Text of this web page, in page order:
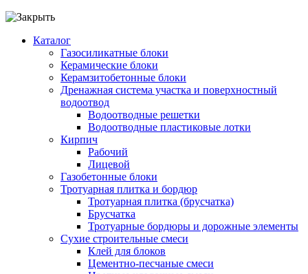
Каталог
Газосиликатные блоки
Керамические блоки
Керамзитобетонные блоки
Дренажная система участка и поверхностный
водоотвод
Водоотводные решетки
Водоотводные пластиковые лотки
Кирпич
Рабочий
Лицевой
Газобетонные блоки
Тротуарная плитка и бордюр
Тротуарная плитка (брусчатка)
Брусчатка
Тротуарные бордюры и дорожные элементы
Сухие строительные смеси
Клей для блоков
Цементно-песчаные смеси